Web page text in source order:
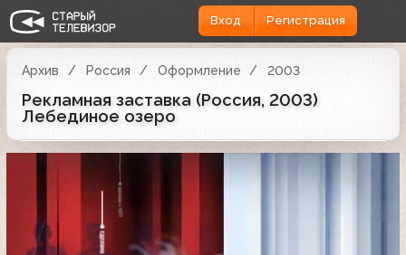
Вход Регистрация
Архив Россия Оформление 2003
Рекламная заставка (Россия, 2003)
Лебединое озеро